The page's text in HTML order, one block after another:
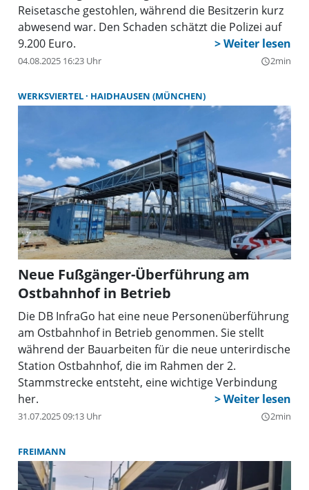
Reisetasche gestohlen, während die Besitzerin kurz
abwesend war. Den Schaden schätzt die Polizei auf
9.200 Euro.
04.08.2025 16:23 Uhr query_builder2min
WERKSVIERTEL HAIDHAUSEN (MÜNCHEN)
Neue Fußgänger-Überführung am
Ostbahnhof in Betrieb
Die DB InfraGo hat eine neue Personenüberführung
am Ostbahnhof in Betrieb genommen. Sie stellt
während der Bauarbeiten für die neue unterirdische
Station Ostbahnhof, die im Rahmen der 2.
Stammstrecke entsteht, eine wichtige Verbindung
her.
31.07.2025 09:13 Uhr query_builder2min
FREIMANN